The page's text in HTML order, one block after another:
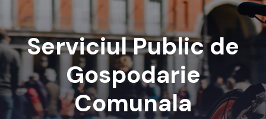
Serviciul Public de
Gospodarie
Comunala